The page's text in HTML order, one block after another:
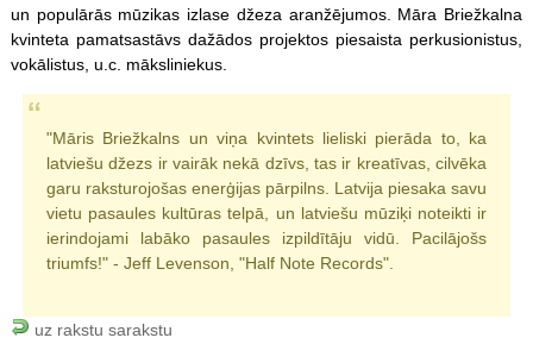
un populārās mūzikas izlase džeza aranžējumos. Māra Briežkalna
kvinteta pamatsastāvs dažādos projektos piesaista perkusionistus,
vokālistus, u.c. māksliniekus.
"Māris Briežkalns un viņa kvintets lieliski pierāda to, ka
latviešu džezs ir vairāk nekā dzīvs, tas ir kreatīvas, cilvēka
garu raksturojošas enerģijas pārpilns. Latvija piesaka savu
vietu pasaules kultūras telpā, un latviešu mūziķi noteikti ir
ierindojami labāko pasaules izpildītāju vidū. Pacilājošs
triumfs!" - Jeff Levenson, "Half Note Records".
uz rakstu sarakstu